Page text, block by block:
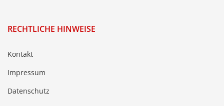
RECHTLICHE HINWEISE
Kontakt
Impressum
Datenschutz